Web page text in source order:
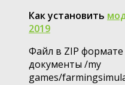
Как установить
2019
Файл в ZIP
документы /my
games/